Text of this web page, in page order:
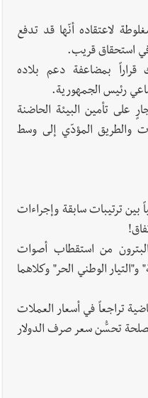
لاعتقاده أنّها قد تدفع
في استحقاق قريب.
بمضاعفة دعم بلاده
رئيس الجمهورية.
على تأمين البيئة الحاضنة
والطريق المؤدّي إلى وسط
بين ترتيبات سابقة وإجراءات
من استقطاب أصوات
و"التيار الوطني الحر" وكلاهما
تراجعاً في أسعار العملات
تحسُّن سعر صرف الدولار